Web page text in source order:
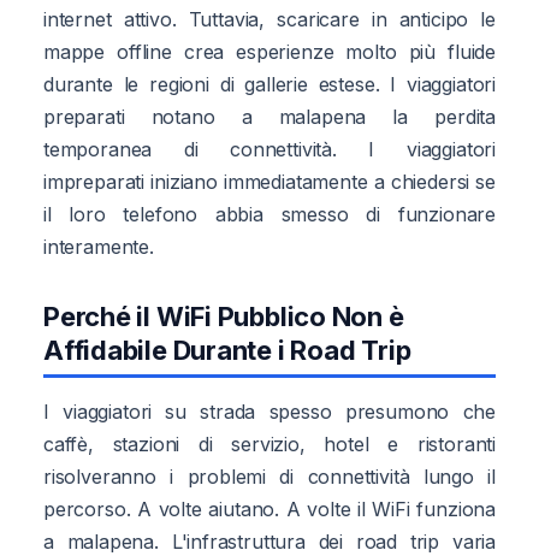
internet attivo. Tuttavia, scaricare in anticipo le
mappe offline crea esperienze molto più fluide
durante le regioni di gallerie estese. I viaggiatori
preparati notano a malapena la perdita
temporanea di connettività. I viaggiatori
impreparati iniziano immediatamente a chiedersi se
il loro telefono abbia smesso di funzionare
interamente.
Perché il WiFi Pubblico Non è
Affidabile Durante i Road Trip
I viaggiatori su strada spesso presumono che
caffè, stazioni di servizio, hotel e ristoranti
risolveranno i problemi di connettività lungo il
percorso. A volte aiutano. A volte il WiFi funziona
a malapena. L'infrastruttura dei road trip varia